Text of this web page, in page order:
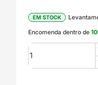
EM STOCK
Encomenda dentro de10
Quantidade
de
Filaflex